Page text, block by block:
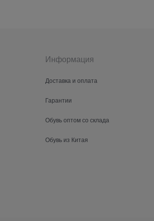
Информация
Доставка и оплата
Гарантии
Обувь оптом со склада
Обувь из Китая